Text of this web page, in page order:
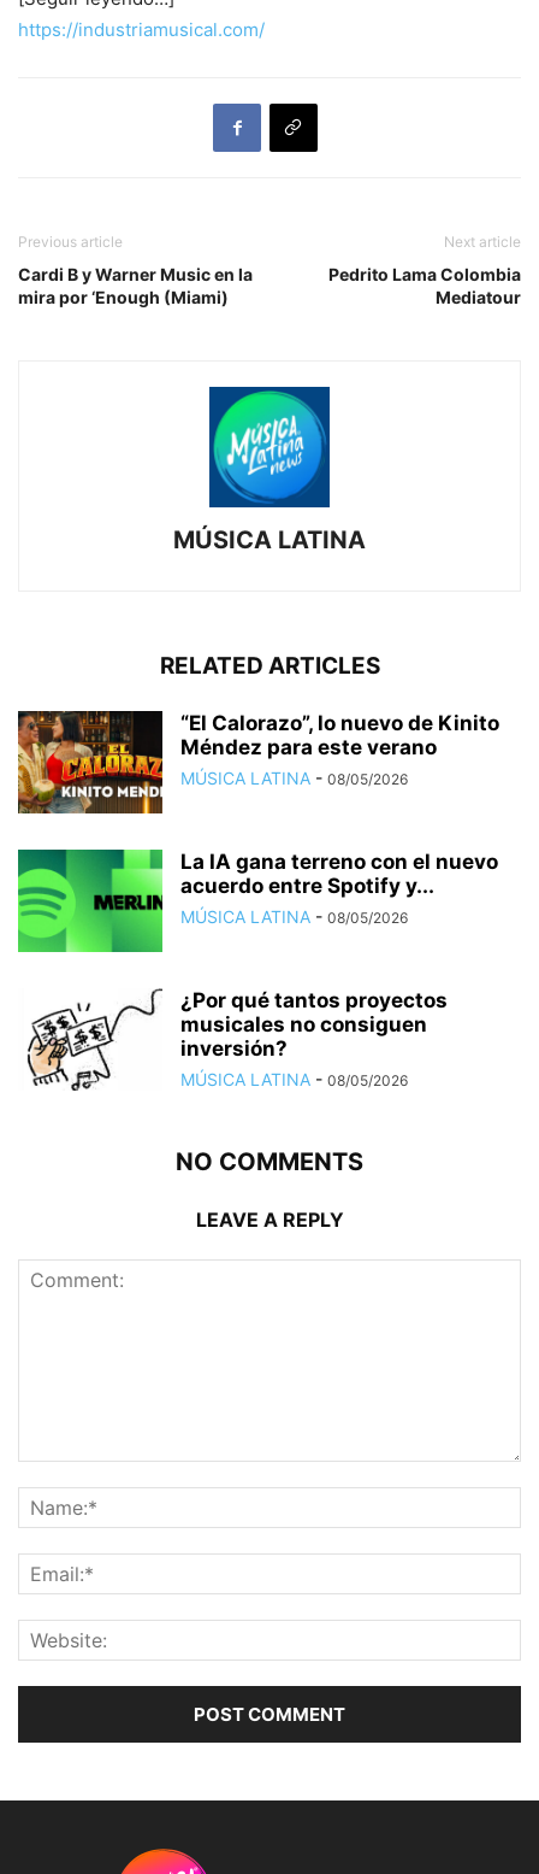
https://industriamusical.com/
Previous article
Cardi B y Warner Music en la
mira por ‘Enough (Miami)
Next article
Pedrito Lama Colombia
Mediatour
MÚSICA LATINA
RELATED ARTICLES
“El Calorazo”, lo nuevo de Kinito
Méndez para este verano
MÚSICA LATINA - 08/05/2026
La IA gana terreno con el nuevo
acuerdo entre Spotify y...
MÚSICA LATINA - 08/05/2026
¿Por qué tantos proyectos
musicales no consiguen
inversión?
MÚSICA LATINA - 08/05/2026
NO COMMENTS
LEAVE A REPLY